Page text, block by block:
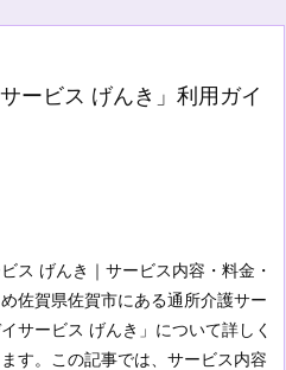
ービス げんき」利用ガイ
ス げんき｜サービス内容・料金・
佐賀県佐賀市にある通所介護サー
サービス げんき」について詳しく
す。この記事では、サービス内容